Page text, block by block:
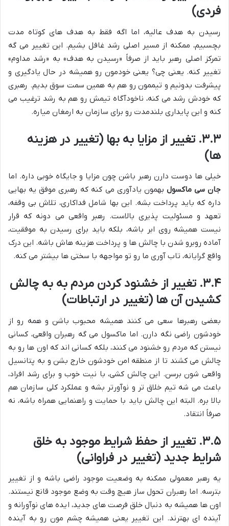
فردی)
رسیدن به هدف عالیه، اما اگه فقط به هدف های کوتاه مدت
بچسبیم، ممکنه از مسیر اصلی رشد غافل بشیم. این تغییر می گه
تمرکز اصلی رهبر باید از صرفاً «رسیدن به هدف» به «رشد مداوم»
تغییر کنه. یعنی چی؟ یعنی خودمون رو همیشه در حال یادگیری و
پیشرفت بدونیم و تیممون رو هم به همین سمت سوق بدیم. رهبری
که خودش رشد می کنه، ناخودآگاه تیمش رو هم به رشد ترغیب می
کنه و این پایداری بلندمدت رو برای سازمان به ارمغان میاره.
۳.۳. تغییر از مزایا به بها (تغییر در هزینه
ها)
خیلی ها دوست دارن رهبر باشن چون مزایا و جایگاه خوبی داره. اما
جان سی ماکسول بهمون یادآوری می کنه که رهبری موفق یه بهایی
داره که باید پرداخت بشه. این بها شامل فداکاری، تلاش بی وقفه،
تعهد و مسئولیت پذیری بالاست. رهبر واقعی می دونه که قرار
نیست همیشه روی ابر باشه، بلکه باید برای رسیدن به موفقیت،
آماده روبرو شدن با چالش ها و پرداخت هزینه هاش باشه. این درک
واقع گرایانه، تاب آوری ما رو تو مواجهه با سختی ها بیشتر می کنه.
۳.۴. تغییر از خشنود کردن مردم به به چالش
کشیدن آن ها (تغییر در ارتباطات)
بعضی رهبرها سعی می کنند همیشه محبوب باشن و همه رو از
خودشون راضی نگه دارن. اما ماکسول می گه رهبران واقعی، کسانی
نیستن که مردم رو خشنود می کنند، بلکه کسانی اند که اون ها رو به
چالش می کشند تا از منطقه امن خودشون خارج بشن و به پتانسیل
واقعی شون برسن. این چالش کشی، با نیت خوب و برای رشد افراد،
باعث می شه تیم خلاق تر و نوآورتر بشه و عملکرد کلی سازمان هم
بالا بره. البته این چالش باید با حمایت و راهنمایی همراه باشه، نه
صرفاً انتقاد.
۳.۵. تغییر از حفظ شرایط موجود به خلق
شرایط جدید (تغییر در فراوانی)
یه رهبر معمولی ممکنه به وضعیت موجود راضی باشه و از تغییر
بترسه. اما رهبران تحول ساز هیچ وقت به وضع موجود قانع نیستند.
اون ها همیشه به دنبال خلق فرصت های جدید، ایده های نوآورانه و
آینده ای بهترند. این تغییر یعنی همیشه چشم مون رو به آینده